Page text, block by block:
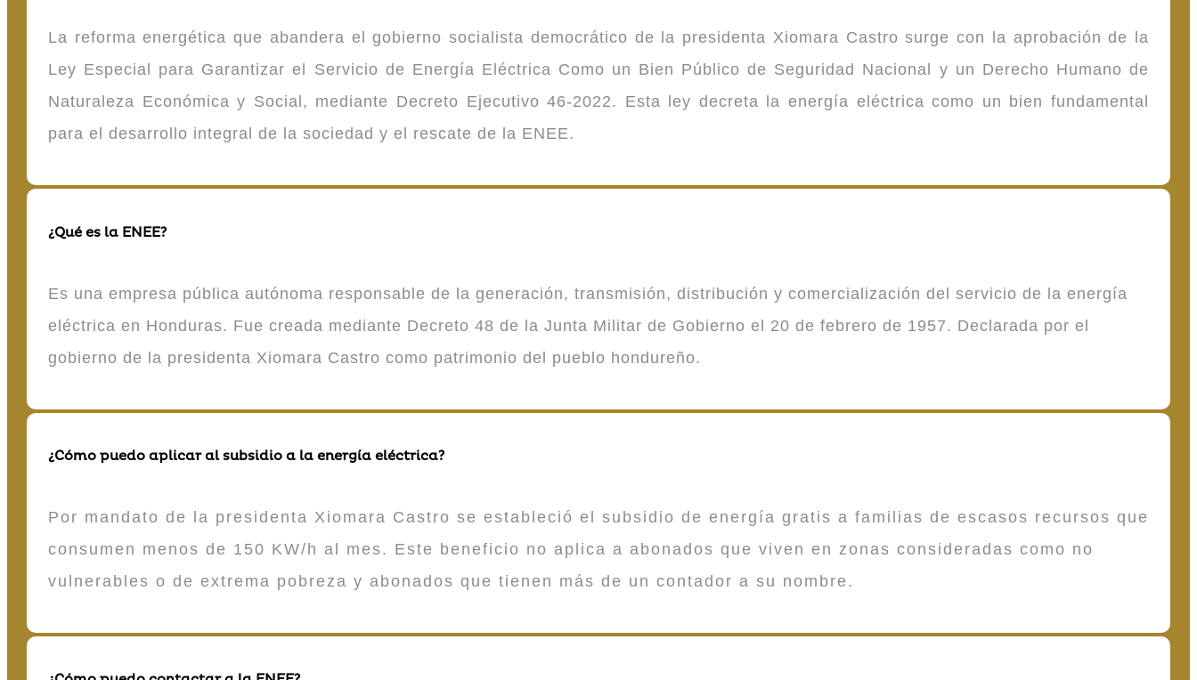
La reforma energética que abandera el gobierno socialista democrático de la presidenta Xiomara Castro surge con la aprobación de la
Ley Especial para Garantizar el Servicio de Energía Eléctrica Como un Bien Público de Seguridad Nacional y un Derecho Humano de
Naturaleza Económica y Social, mediante Decreto Ejecutivo 46-2022. Esta ley decreta la energía eléctrica como un bien fundamental
para el desarrollo integral de la sociedad y el rescate de la ENEE.
¿Qué es la ENEE?
Es una empresa pública autónoma responsable de la generación, transmisión, distribución y comercialización del servicio de la energía
eléctrica en Honduras. Fue creada mediante Decreto 48 de la Junta Militar de Gobierno el 20 de febrero de 1957. Declarada por el
gobierno de la presidenta Xiomara Castro como patrimonio del pueblo hondureño.
¿Cómo puedo aplicar al subsidio a la energía eléctrica?
Por mandato de la presidenta Xiomara Castro se estableció el subsidio de energía gratis a familias de escasos recursos que
consumen menos de 150 KW/h al mes. Este beneficio no aplica a abonados que viven en zonas consideradas como no
vulnerables o de extrema pobreza y abonados que tienen más de un contador a su nombre.